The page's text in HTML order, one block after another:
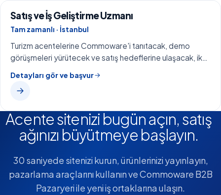
Satış ve İş Geliştirme Uzmanı
Tam zamanlı · İstanbul
Turizm acentelerine Commoware'i tanıtacak, demo
görüşmeleri yürütecek ve satış hedeflerine ulaşacak, ikna
Detayları gör ve başvur
Acente sitenizi bugün açın, satış
ağınızı büyütmeye başlayın.
30 saniyede sitenizi kurun, ürünlerinizi yayınlayın,
pazarlama araçlarını kullanın ve Commoware B2B
Pazaryeri ile yeni iş ortaklarına ulaşın.